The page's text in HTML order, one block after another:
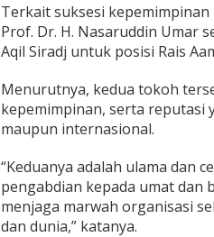
Terkait suksesi
Prof. Dr. H. Nasaruddin Umar
Aqil Siradj untuk posisi Rais
Menurutnya, kedua tokoh
kepemimpinan, serta reputasi
maupun internasional.
“Keduanya adalah ulama dan
pengabdian kepada umat dan
menjaga marwah organisasi
dan dunia,” katanya.